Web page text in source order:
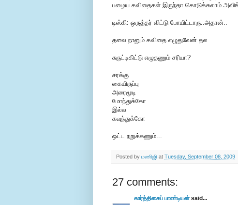
பழைய கவிதைகள் இருந்தா
டிஸ்கி: ஒருத்தர் விட்டு போயிட்டாரு..அதான்..
தலை நானும் கவிதை எழுதுவேன் தல
சுருட்டிகிட்டு எழுதணும் சரியா?
சரக்கு
கையிருப்பு
அரைமூடி
மோந்துக்கோ
இல்ல
கவுந்துக்கோ
ஒட்ட நறுக்கணும்...
Posted by மணிஜி at Tuesday, September 08, 2009
27 comments:
கார்த்திகைப் பாண்டியன் said...